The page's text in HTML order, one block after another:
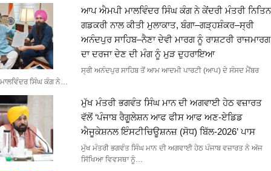
ਆਪ ਐਮਪੀ ਮਾਲਵਿੰਦਰ ਸਿੰਘ ਕੰਗ ਨੇ ਕੇਂਦਰੀ ਮੰਤਰੀ ਨਿਤਿਨ
ਗਡਕਰੀ ਨਾਲ ਕੀਤੀ ਮੁਲਾਕਾਤ, ਬੰਗਾ–ਗੜ੍ਹਸ਼ੰਕਰ–ਸ੍ਰੀ
ਅਨੰਦਪੁਰ ਸਾਹਿਬ–ਨੈਣਾ ਦੇਵੀ ਮਾਰਗ ਨੂੰ ਰਾਸ਼ਟਰੀ ਰਾਜਮਾਰਗ
ਦਾ ਦਰਜਾ ਦੇਣ ਦੀ ਮੰਗ ਨੂੰ ਮੁੜ ਦੁਹਰਾਇਆ
ਸ੍ਰੀ ਅਨੰਦਪੁਰ ਸਾਹਿਬ ਤੋਂ ਆਮ ਆਦਮੀ ਪਾਰਟੀ (ਆਪ) ਦੇ ਸੰਸਦ ਮੈਂਬਰ
ਮਾਲਵਿੰਦਰ ਸਿੰਘ ਕੰਗ ਨੇ…
ਮੁੱਖ ਮੰਤਰੀ ਭਗਵੰਤ ਸਿੰਘ ਮਾਨ ਦੀ ਅਗਵਾਈ ਹੇਠ ਵਜ਼ਾਰਤ
ਵੱਲੋਂ ‘ਪੰਜਾਬ ਰੈਗੂਲੇਸ਼ਨ ਆਫ ਫੀਸ ਆਫ ਅਣ-ਏਡਿਡ
ਐਜੂਕੇਸ਼ਨਲ ਇੰਸਟੀਚਿਊਸ਼ਨਜ਼ (ਸੋਧ) ਬਿੱਲ-2026’ ਪਾਸ
ਮੁੱਖ ਮੰਤਰੀ ਭਗਵੰਤ ਸਿੰਘ ਮਾਨ ਦੀ ਅਗਵਾਈ ਹੇਠ ਪੰਜਾਬ ਵਜ਼ਾਰਤ ਨੇ ਅੱਜ
ਸਿੱਖਿਆ ਵਿਵਸਥਾ ਨੂੰ…